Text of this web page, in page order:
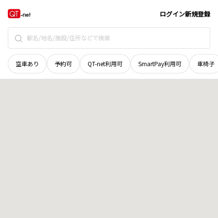
ログイン新規登録
空車あり 予約可 QT-net利用可 SmartPay利用可 車椅子
富山県